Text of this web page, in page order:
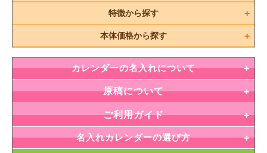
特徴から探す
本体価格から探す
カレンダーの名入れについて
原稿について
ご利用ガイド
名入れカレンダーの選び方